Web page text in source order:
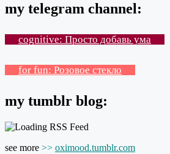
my telegram channel:
cognitive: Просто добавь ума
for fun: Розовое стекло
my tumblr blog:
see more >> oximood.tumblr.com